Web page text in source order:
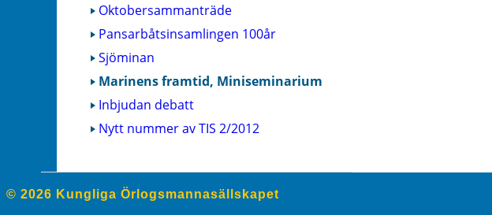
Oktobersammanträde
Pansarbåtsinsamlingen 100år
Sjöminan
Marinens framtid, Miniseminarium
Inbjudan debatt
Nytt nummer av TIS 2/2012
© 2026 Kungliga Örlogsmannasällskapet